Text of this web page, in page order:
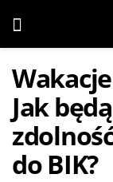
Jak
do BIK?